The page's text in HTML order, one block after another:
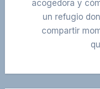
acogedora y
un refugio
compartir